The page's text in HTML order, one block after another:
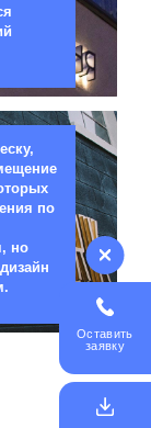
по
но
Оставить
заявку